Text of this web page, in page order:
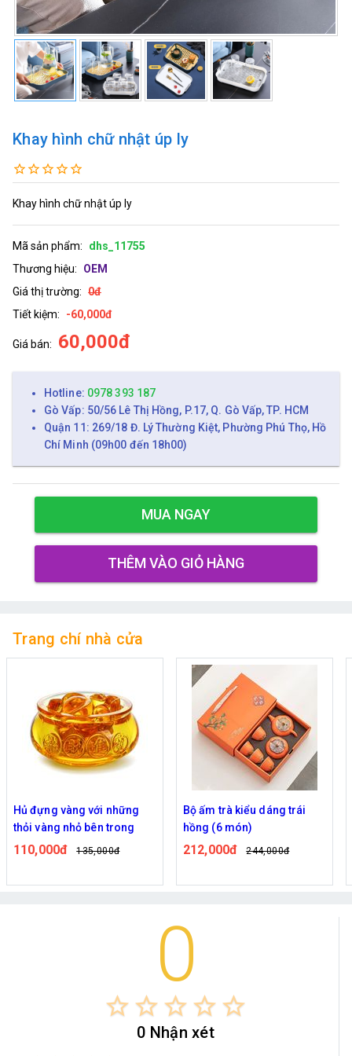
Khay hình chữ nhật úp ly
Khay hình chữ nhật úp ly
Mã sản phẩm:
dhs_11755
Thương hiệu:
OEM
Giá thị trường: 0đ
Tiết kiệm:
-60,000đ
Giá bán: 60,000đ
Hotline: 0978 393 187
Gò Vấp: 50/56 Lê Thị Hồng, P.17, Q. Gò Vấp, TP. HCM
Quận 11: 269/18 Đ. Lý Thường Kiệt, Phường Phú Thọ, Hồ
Chí Minh (09h00 đến 18h00)
MUA NGAY
THÊM VÀO GIỎ HÀNG
Trang chí nhà cửa
Hủ đựng vàng với những
thỏi vàng nhỏ bên trong
110,000đ 135,000đ
Bộ ấm trà kiểu dáng trái
hồng (6 món)
212,000đ 244,000đ
0
star_border star_border star_border star_border star_border
0 Nhận xét